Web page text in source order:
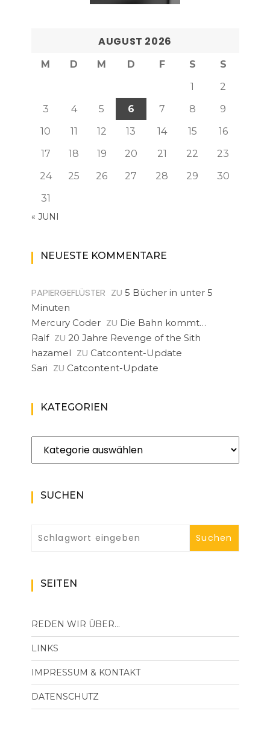
AUGUST 2026
M D M D F S
S
1
2
3
4 5 6 7 8
9
10
11 12 13 14 15
16
17
18 19 20 21 22
23
24
25 26 27 28 29
30
31
« JUNI
NEUESTE KOMMENTARE
PAPIERGEFLÜSTER ZU 5 Bücher in unter 5
Minuten
Mercury Coder ZU Die Bahn kommt…
Ralf ZU 20 Jahre Revenge of the Sith
hazamel ZU Catcontent-Update
Sari ZU Catcontent-Update
KATEGORIEN
Kategorien
SUCHEN
SEITEN
REDEN WIR ÜBER…
LINKS
IMPRESSUM & KONTAKT
DATENSCHUTZ